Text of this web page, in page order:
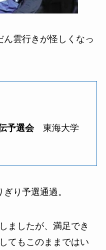
ん雲行きが怪しくなっ
予選会東海大学
り予選通過。
ましたが、満足でき
てもこのままではい